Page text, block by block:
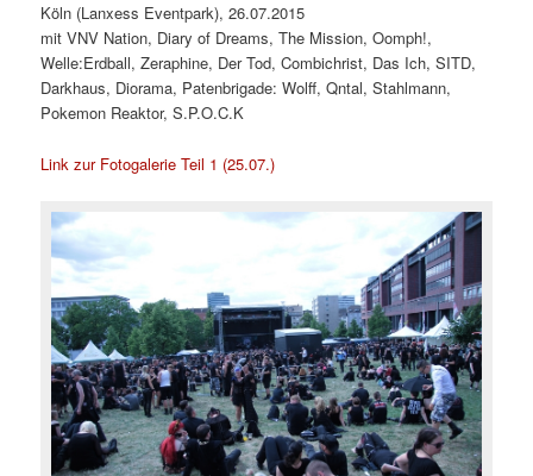
Köln (Lanxess Eventpark), 26.07.2015
mit VNV Nation, Diary of Dreams, The Mission, Oomph!,
Welle:Erdball, Zeraphine, Der Tod, Combichrist, Das Ich, SITD,
Darkhaus, Diorama, Patenbrigade: Wolff, Qntal, Stahlmann,
Pokemon Reaktor, S.P.O.C.K
Link zur Fotogalerie Teil 1 (25.07.)